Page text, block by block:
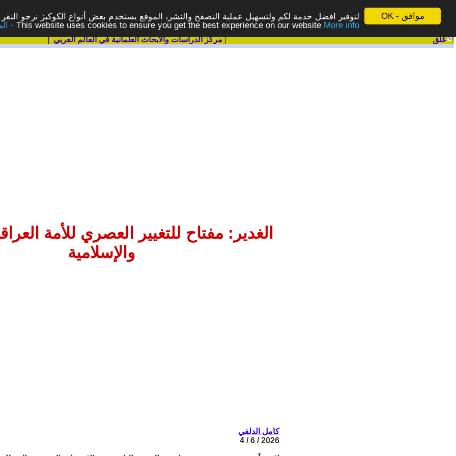
موافق - OK
لتوفير افضل خدمة لكم ولتسهيل عملية التصفح والنشر، الموقع يستخدم بعض أنواع الكوكيز نرجو
This website uses cookies to ensure you get the best experience on our website More info - المزيد
غلق |مركز الدراسات والابحاث العلمانية في العالم العربي |
الغدير: مفتاح للتغيير العصري للأمة
والإسلامية
كامل الدلفي
2026 / 6 / 4